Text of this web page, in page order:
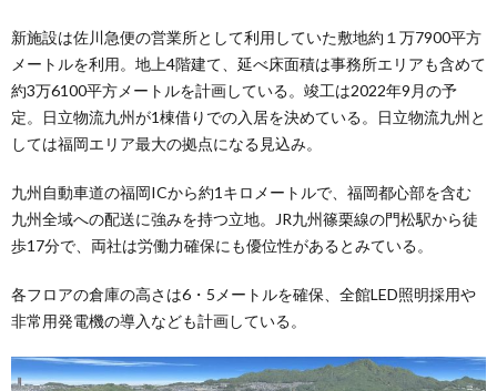
新施設は佐川急便の営業所として利用していた敷地約１万7900平方
メートルを利用。地上4階建て、延べ床面積は事務所エリアも含めて
約3万6100平方メートルを計画している。竣工は2022年9月の予
定。日立物流九州が1棟借りでの入居を決めている。日立物流九州と
しては福岡エリア最大の拠点になる見込み。
九州自動車道の福岡ICから約1キロメートルで、福岡都心部を含む
九州全域への配送に強みを持つ立地。JR九州篠栗線の門松駅から徒
歩17分で、両社は労働力確保にも優位性があるとみている。
各フロアの倉庫の高さは6・5メートルを確保、全館LED照明採用や
非常用発電機の導入なども計画している。